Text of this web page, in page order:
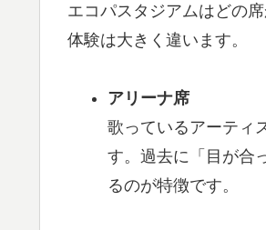
エコパスタジアムはどの
体験は大きく違います。
アリーナ席
歌っているアーティ
す。過去に「目が合
るのが特徴です。